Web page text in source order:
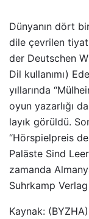
Dünyanın dört
dile çevrilen
der Deutschen
Dil kullanımı)
yıllarında
oyun yazarlığı
layık görüldü.
“Hörspielpreis
Paläste Sind
zamanda
Suhrkamp
Kaynak: